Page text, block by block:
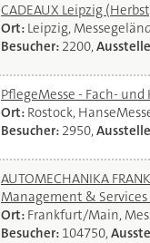
CADEAUX Leipzig
Ort: Leipzig,
Besucher: 2200,
PflegeMesse - Fach-
Ort: Rostock,
Besucher: 2950,
AUTOMECHANIKA
Management & Services
Ort: Frankfurt/Main,
Besucher: 104750,